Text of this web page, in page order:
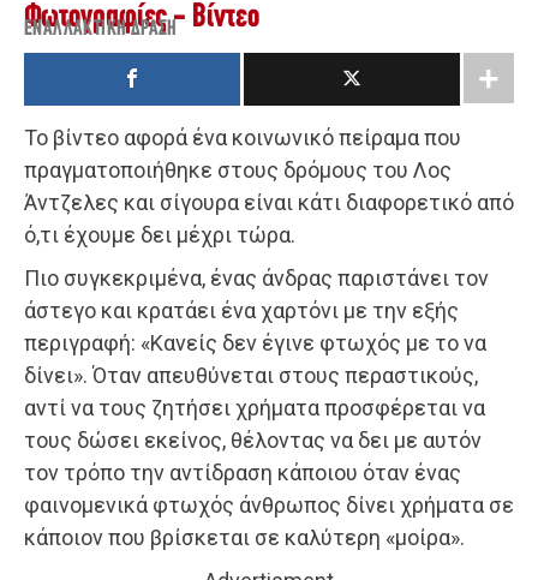
Φωτογραφίες - Βίντεο
ΕΝΑΛΛΑΚΤΙΚΉ ΔΡΆΣΗ
Το βίντεο αφορά ένα κοινωνικό πείραμα που
πραγματοποιήθηκε στους δρόμους του Λος
Άντζελες και σίγουρα είναι κάτι διαφορετικό από
ό,τι έχουμε δει μέχρι τώρα.
Πιο συγκεκριμένα, ένας άνδρας παριστάνει τον
άστεγο και κρατάει ένα χαρτόνι με την εξής
περιγραφή: «Κανείς δεν έγινε φτωχός με το να
δίνει». Όταν απευθύνεται στους περαστικούς,
αντί να τους ζητήσει χρήματα προσφέρεται να
τους δώσει εκείνος, θέλοντας να δει με αυτόν
τον τρόπο την αντίδραση κάποιου όταν ένας
φαινομενικά φτωχός άνθρωπος δίνει χρήματα σε
κάποιον που βρίσκεται σε καλύτερη «μοίρα».